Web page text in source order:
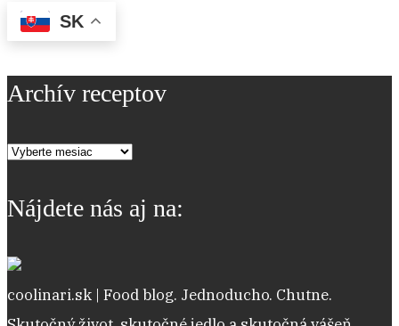
SK
Archív receptov
Archív
Nájdete nás aj na:
coolinari.sk | Food blog. Jednoducho. Chutne.